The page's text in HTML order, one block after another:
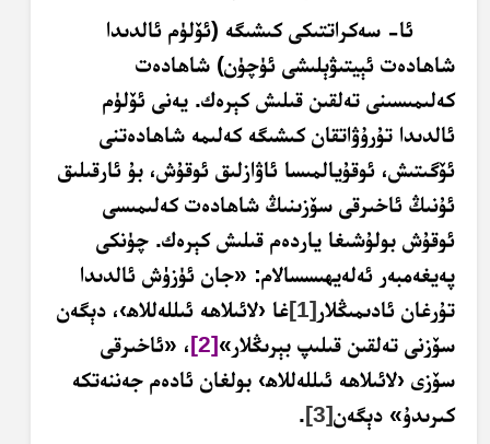
ئا- سەكراتتىكى كىشىگە (ئۆلۈم ئالدىدا
شاھادەت ئېيتىۋېلىشى ئۈچۈن) شاھادەت
كەلىمىسىنى تەلقىن قىلىش كېرەك. يەنى ئۆلۈم
ئالدىدا تۇرۇۋاتقان كىشىگە كەلىمە شاھادەتنى
ئۆگىتىش، ئوقۇيالمىسا ئاۋازلىق ئوقۇش، بۇ ئارقىلىق
ئۇنىڭ ئاخىرقى سۆزىنىڭ شاھادەت كەلىمىسى
ئوقۇش بولۇشىغا ياردەم قىلىش كېرەك. چۈنكى
پەيغەمبەر ئەلەيھىسسالام: «جان ئۈزۈش ئالدىدا
تۇرغان ئادىمىڭلار[1]غا ‹لائىلاھە ئىللەللاھ›، دېگەن
سۆزنى تەلقىن قىلىپ بېرىڭلار»[2]، «ئاخىرقى
سۆزى ‹لائىلاھە ئىللەللاھ› بولغان ئادەم جەننەتكە
كىرىدۇ» دېگەن[3]
.